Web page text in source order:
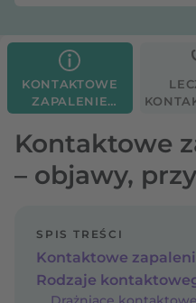
KONTAKTOWE
ZAPALENIE
SKÓRY
Kontaktowe
– objawy,
SPIS TREŚCI
Rodzaje